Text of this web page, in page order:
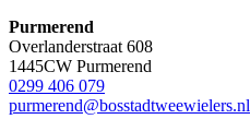
Purmerend
Overlanderstraat 608
1445CW Purmerend
0299 406 079
purmerend@bosstadtweewielers.nl